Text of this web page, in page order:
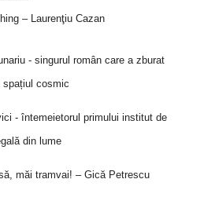
– Laurenţiu Cazan
- singurul român care a zburat
spațiul cosmic
- întemeietorul primului institut de
din lume
măi tramvai! – Gică Petrescu